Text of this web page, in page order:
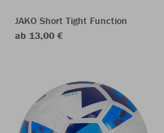
JAKO Short Tight Function
ab 13,00 €